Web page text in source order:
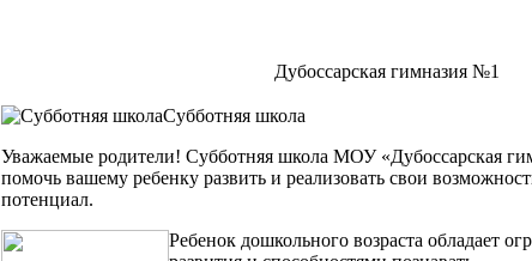
Дубоссарская гимназия №1
Субботняя школа
Уважаемые родители! Субботняя школа МОУ «Дубоссарская
помочь вашему ребенку развить и реализовать свои
потенциал.
Ребенок дошкольного возраста обладает